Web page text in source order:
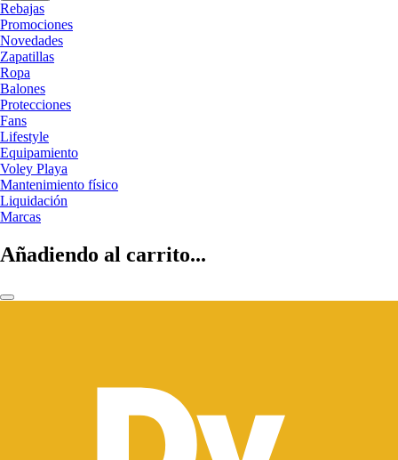
Rebajas
Promociones
Novedades
Zapatillas
Ropa
Balones
Protecciones
Fans
Lifestyle
Equipamiento
Voley Playa
Mantenimiento físico
Liquidación
Marcas
Añadiendo al carrito...